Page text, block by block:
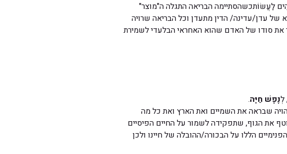
לַעֲשׂוֹתכשהסתיימה הבריאה התגלה ה"מוצר"
עדן/עדינה/ הדין מתעדן וכל הבריאה שרויה
את סודו של האדם שהוא האחראי הבלעדי לשמירת
לְנֶפֶשׁ חַיָּה.
שבראה את השמיים ואת הארץ ואת כל מה
את הגוף, שתפקידה לשמור על החיים הפיסיים
הללו על הבכורה/ההובלה של חיינו ולכן